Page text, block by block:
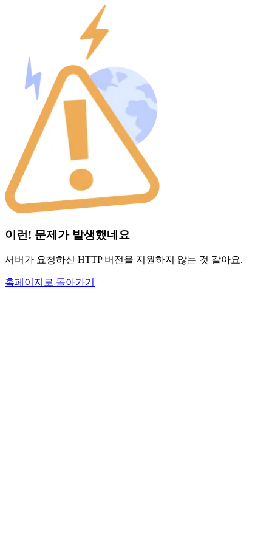
이런! 문제가 발생했네요
서버가 요청하신 HTTP 버전을 지원하지 않는 것 같아요.
홈페이지로 돌아가기